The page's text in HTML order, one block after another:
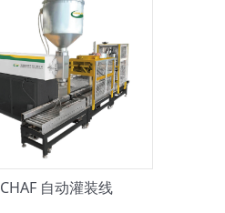
CHAF 自动灌装线